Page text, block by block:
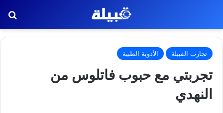
تجارب القبيلة الأدوية الطبية
تجربتي مع حبوب فاتلوس من
النهدي